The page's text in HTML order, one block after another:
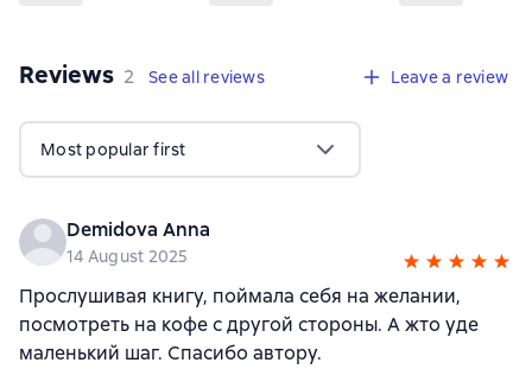
Reviews 2 reviews
2 See all reviews Leave a review
Most popular first
Demidova Anna
14 August 2025
Прослушивая книгу, поймала себя на желании,
посмотреть на кофе с другой стороны. А жто уде
маленький шаг. Спасибо автору.